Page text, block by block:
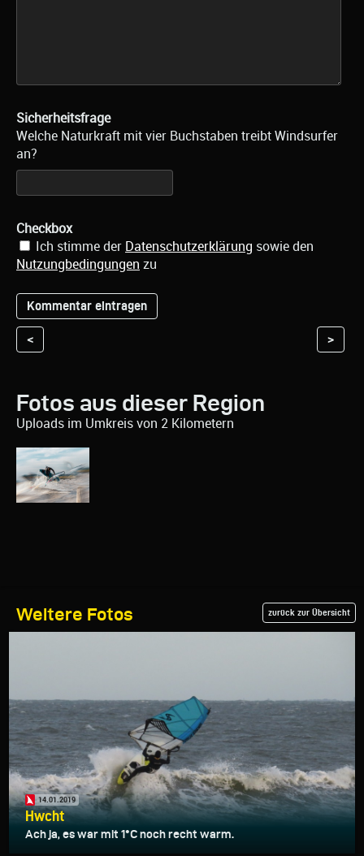
Sicherheitsfrage
Welche Naturkraft mit vier Buchstaben treibt Windsurfer
an?
Checkbox
Ich stimme der Datenschutzerklärung sowie den
Nutzungbedingungen zu
< >
Fotos aus dieser Region
Uploads im Umkreis von 2 Kilometern
Weitere Fotos zurück zur Übersicht
14.01.2019
Hwcht
Ach ja, es war mit 1°C noch recht warm.